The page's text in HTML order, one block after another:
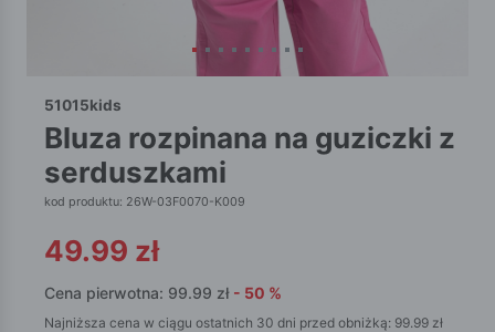
51015kids
bluza rozpinana na guziczki z
serduszkami
kod produktu: 26W-03F0070-K009
49.99 zł
Cena pierwotna: 99.99 zł - 50 %
Najniższa cena w ciągu ostatnich 30 dni przed obniżką: 99.99 zł